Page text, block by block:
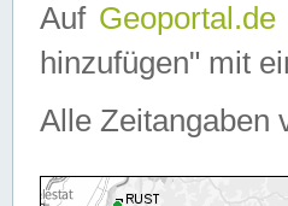
Auf Geoportal.de
hinzufügen" mit
Alle Zeitangaben